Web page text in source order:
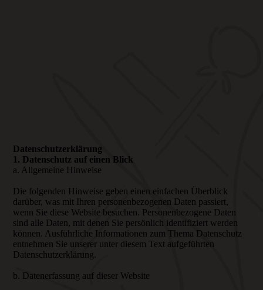
Datenschutzerklärung
1. Datenschutz auf einen Blick
a. Allgemeine Hinweise
Die folgenden Hinweise geben einen einfachen Überblick
darüber, was mit Ihren personenbezogenen Daten passiert,
wenn Sie diese Website besuchen. Personenbezogene Daten
sind alle Daten, mit denen Sie persönlich identifiziert werden
können. Ausführliche Informationen zum Thema Datenschutz
entnehmen Sie unserer unter diesem Text aufgeführten
Datenschutzerklärung.
b. Datenerfassung auf dieser Website